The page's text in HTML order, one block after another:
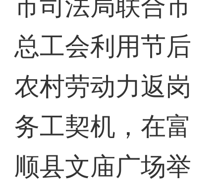
市司法局联合市
总工会利用节后
农村劳动力返岗
务工契机，在富
顺县文庙广场举